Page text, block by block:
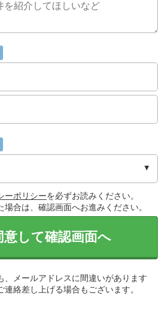
ーポリシーを必ずお読みください。
場合は、確認画面へお進みください。
意して確認画面へ
メールアドレスに間違いがあります
絡差し上げる場合もございます。